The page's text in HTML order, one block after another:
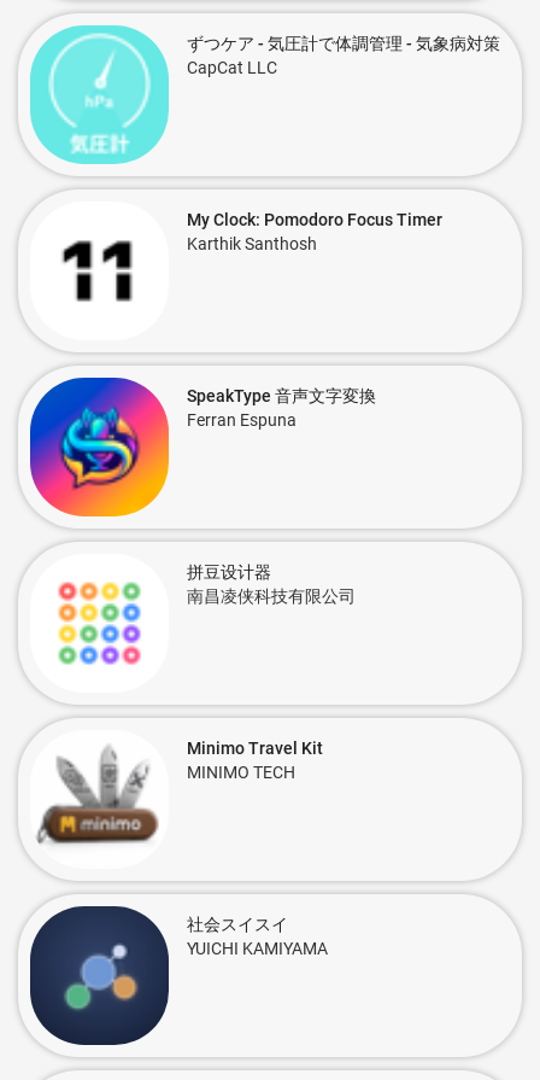
ずつケア - 気圧計で体調管理 - 気象病対策
CapCat LLC
My Clock: Pomodoro Focus Timer
Karthik Santhosh
SpeakType 音声文字変換
Ferran Espuna
拼豆设计器
南昌凌侠科技有限公司
Minimo Travel Kit
MINIMO TECH
社会スイスイ
YUICHI KAMIYAMA